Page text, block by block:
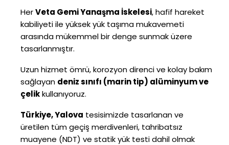
HerVeta Gemi Yanaşma İskelesi, hafif hareket
kabiliyeti ile yüksek yük taşıma mukavemeti
arasında mükemmel bir denge sunmak üzere
tasarlanmıştır.
Uzun hizmet ömrü, korozyon direnci ve kolay bakım
sağlayan deniz sınıfı (marin tip) alüminyum ve
çelikkullanıyoruz.
Türkiye, Yalova tesisimizde tasarlanan ve
üretilen tüm geçiş merdivenleri, tahribatsız
muayene (NDT) ve statik yük testi dahil olmak